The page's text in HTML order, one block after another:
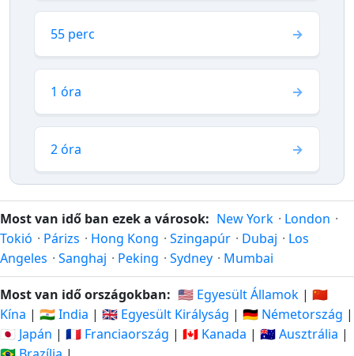
55 perc
1 óra
2 óra
Most van idő ban ezek a városok: New York · London ·
Tokió · Párizs · Hong Kong · Szingapúr · Dubaj · Los
Angeles · Sanghaj · Peking · Sydney · Mumbai
Most van idő országokban: 🇺🇸 Egyesült Államok | 🇨🇳
Kína | 🇮🇳 India | 🇬🇧 Egyesült Királyság | 🇩🇪 Németország |
🇯🇵 Japán | 🇫🇷 Franciaország | 🇨🇦 Kanada | 🇦🇺 Ausztrália |